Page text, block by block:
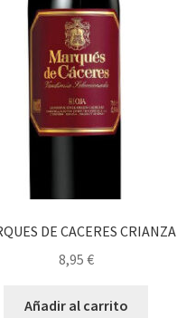
DE CACERES CRIANZA
8,95 €
Añadir al carrito